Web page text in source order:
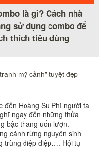
là gì? Cách nhà
sử dụng combo để
thích tiêu dùng
mỹ cảnh” tuyệt đẹp
đến Hoàng Su Phì người ta
ngay đến những thửa
bậc thang uốn lượn.
cánh rừng nguyên sinh
trùng điệp điệp…. Hội tụ